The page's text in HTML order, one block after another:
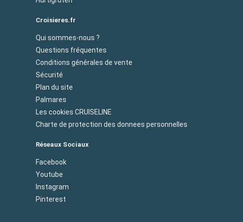
Croisieres.fr
Qui sommes-nous ?
Questions fréquentes
Conditions générales de vente
Sécurité
Plan du site
Palmares
Les cookies CRUISELINE
Charte de protection des donnees personnelles
Réseaux Sociaux
Facebook
Youtube
Instagram
Pinterest